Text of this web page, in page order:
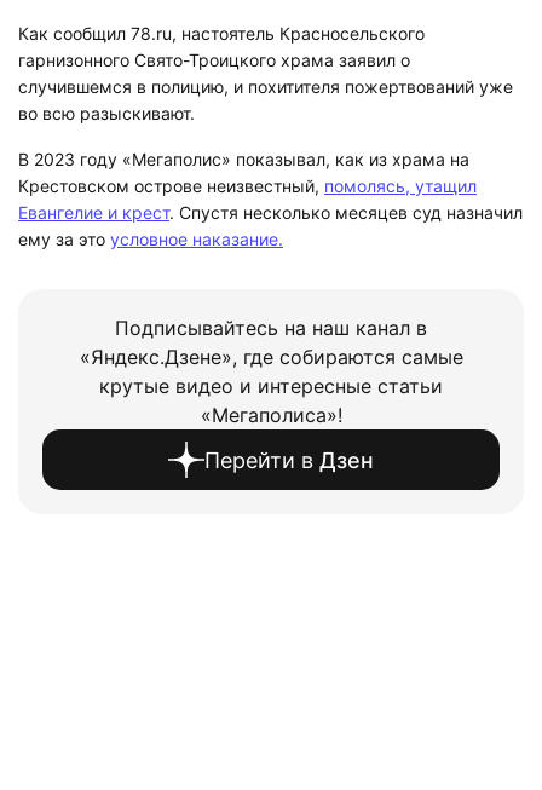
Как сообщил 78.ru, настоятель Красносельского
гарнизонного Свято-Троицкого храма заявил о
случившемся в полицию, и похитителя пожертвований уже
во всю разыскивают.
В 2023 году «Мегаполис» показывал, как из храма на
Крестовском острове неизвестный, помолясь, утащил
Евангелие и крест. Спустя несколько месяцев суд назначил
ему за это условное наказание.
Подписывайтесь на наш канал в
«Яндекс.Дзене», где собираются самые
крутые видео и интересные статьи
«Мегаполиса»!
Перейти в Дзен